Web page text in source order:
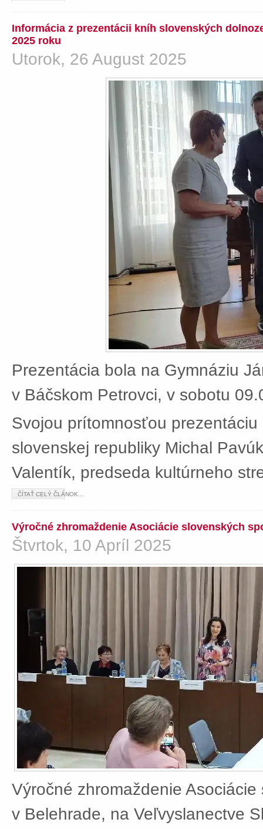
Informácia z prezentácii kníh slovenských
2025 roku
Utorok, 26 August 2025
Prezentácia bola na Gymnáziu
v Báčskom Petrovci, v sobotu
Svojou prítomnosťou
slovenskej republiky Michal
Valentík, predseda kultúrneho
ČÍTAŤ CELÝ ČLÁNOK...
Výročné zhromaždenie Asociácie slovenských
Štvrtok, 10 Apríl 2025
Výročné zhromaždenie
v Belehrade, na Veľvyslanectve